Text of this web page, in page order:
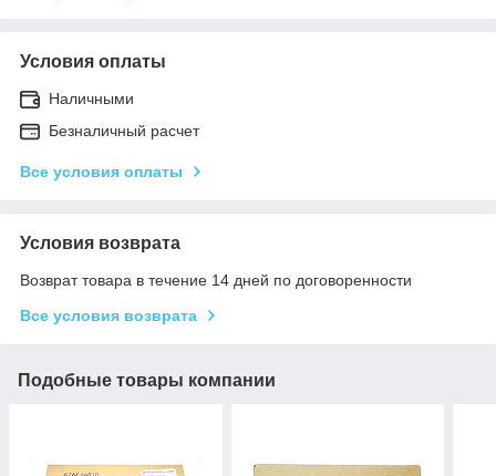
Условия оплаты
Наличными
Безналичный расчет
Все условия оплаты
Условия возврата
Возврат товара в течение 14 дней по договоренности
Все условия возврата
Подобные товары компании